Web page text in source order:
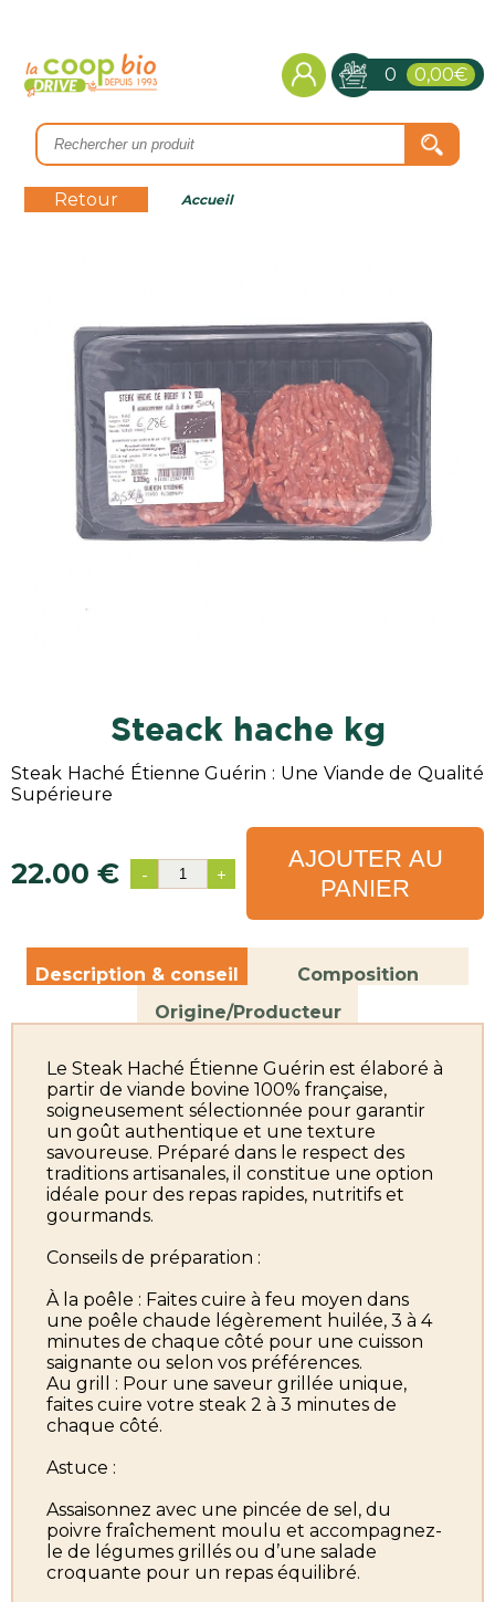
0 0,00€
Retour Accueil
steack hache kg
Steak Haché Étienne Guérin : Une Viande de Qualité
Supérieure
22.00 € - +
AJOUTER AU
PANIER
Description & conseil
Composition
Origine/Producteur
Le Steak Haché Étienne Guérin est élaboré à
partir de viande bovine 100% française,
soigneusement sélectionnée pour garantir
un goût authentique et une texture
savoureuse. Préparé dans le respect des
traditions artisanales, il constitue une option
idéale pour des repas rapides, nutritifs et
gourmands.
Conseils de préparation :
À la poêle : Faites cuire à feu moyen dans
une poêle chaude légèrement huilée, 3 à 4
minutes de chaque côté pour une cuisson
saignante ou selon vos préférences.
Au grill : Pour une saveur grillée unique,
faites cuire votre steak 2 à 3 minutes de
chaque côté.
Astuce :
Assaisonnez avec une pincée de sel, du
poivre fraîchement moulu et accompagnez-
le de légumes grillés ou d’une salade
croquante pour un repas équilibré.